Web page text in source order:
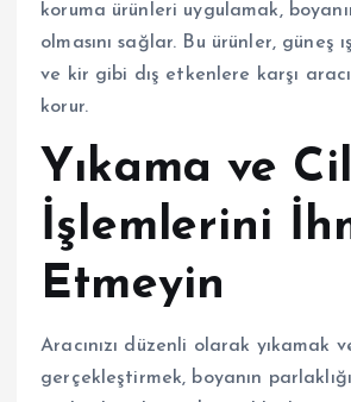
koruma ürünleri uygulamak,
olmasını sağlar. Bu ürünler, güneş
ve kir gibi dış etkenlere karşı
korur.
Yıkama ve
İşlemlerini
Etmeyin
Aracınızı düzenli olarak yıkamak
gerçekleştirmek, boyanın